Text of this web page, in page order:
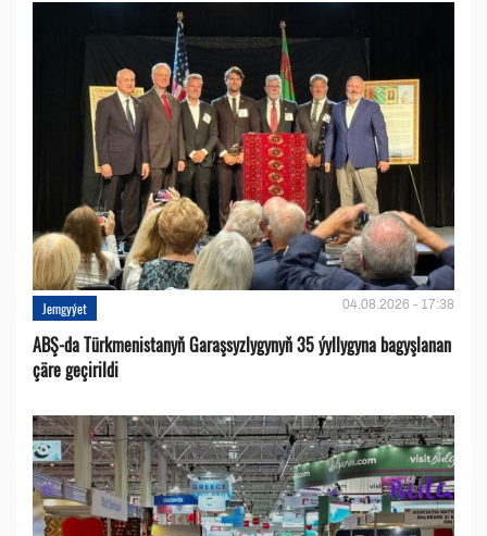
Jemgyýet 04.08.2026 - 17:38
ABŞ-da Türkmenistanyň Garaşsyzlygynyň 35 ýyllygyna bagyşlanan
çäre geçirildi